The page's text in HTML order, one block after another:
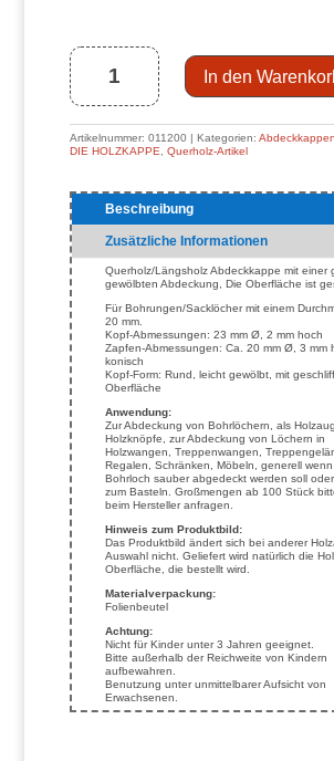
Querholz
Abdeckkappe,
Kopf
ganz
leicht
gewölbt,
für
20mm
ØSackloch/Bohrung
Menge
In den
Artikelnummer: 011200 Kategorien:
DIE HOLZKAPPE
Querholz-Artikel
Beschreibung
Zusätzliche Informationen
Querholz/Längsholz Abdeckkappe mit einer
gewölbten Abdeckung, Die Oberfläche ist
Für Bohrungen/Sacklöcher mit einem
20 mm.
Kopf-Abmessungen: 23 mm Ø, 2 mm hoch
Zapfen-Abmessungen: Ca. 20 mm Ø, 3 mm
konisch
Kopf-Form: Rund, leicht gewölbt, mit
Oberfläche
Anwendung:
Zur Abdeckung von Bohrlöchern, als
Holzknöpfe, zur Abdeckung von Löchern in
Holzwangen, Treppenwangen,
Regalen, Schränken, Möbeln, generell wenn
Bohrloch sauber abgedeckt werden soll
zum Basteln. Großmengen ab 100 Stück
beim Hersteller anfragen.
Hinweis zum Produktbild:
Das Produktbild ändert sich bei anderer
Auswahl nicht. Geliefert wird natürlich die
Oberfläche, die bestellt wird.
Materialverpackung:
Folienbeutel
Achtung:
Nicht für Kinder unter 3 Jahren geeignet.
Bitte außerhalb der Reichweite von Kindern
aufbewahren.
Benutzung unter unmittelbarer Aufsicht von
Erwachsenen.